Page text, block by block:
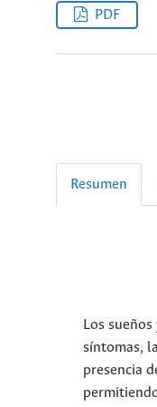
PDF
Resumen
Los
síntomas,
presencia